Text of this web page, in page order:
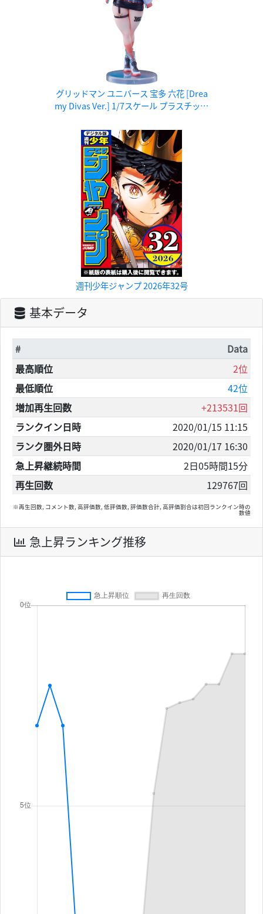
グリッドマン ユニバース 宝多 六花 [Drea
my Divas Ver.] 1/7スケール プラスチック
週刊少年ジャンプ 2026年32号
基本データ
#
Data
最高順位
2位
最低順位
42位
増加再生回数
+213531回
ランクイン日時
2020/01/15 11:15
ランク圏外日時
2020/01/17 16:30
急上昇継続時間
2日05時間15分
再生回数
129767回
※再生回数, コメント数, 高評価数, 低評価数, 評価数合計, 高評価割合は初回ランクイン時の
数値
急上昇ランキング推移